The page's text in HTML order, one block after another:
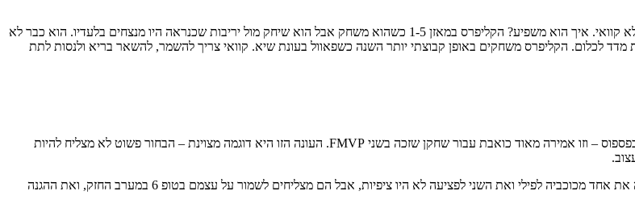
טיירון לו מעומד ראוי לתואר מאמן העונה, הקליפרס הצליחו להיות תחרותיים ללא קוואי. איך הוא משפיע? הקליפרס במאזן 1-5 כשהוא משחק אבל הוא שיחק מול יריבות שכנראה היו מנצחים בלעדיו. הוא כבר לא
מדד לכלום. הקליפרס משחקים באופן קבוצתי יותר השנה כשפאוול בעונת שיא. קוואי צריך להשמר, להשאר בריא ולנסות לתת
בינתיים – לא ממש. אם לא יהיה שינוי מאוד גדול, הקריירה של קוואי תיזכר יותר כפספוס – וזו אמירה מאוד כואבת עבור שחקן שזכה בשני FMVP. העונה הזו היא דוגמה מצוינת – הבחור פשוט לא מצליח להיות
כל זה לא משפיע על הקליפרס, שממישכים להיות הפיל גוד סטורי של העונה. מקבוצה שאיבדה את אחד מכוכביה לפילי ואת השני לפציעה לא היו ציפיות, אבל הם מצליחים לשמור על עצמם בטופ 6 במערב החזק, ואת ההגנה